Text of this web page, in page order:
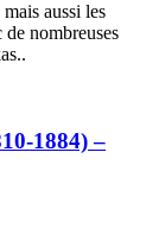
aussi les
de nombreuses
1884) –